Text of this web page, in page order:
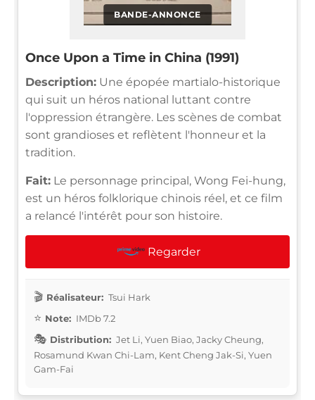
BANDE-ANNONCE
Once Upon a Time in China (1991)
Description: Une épopée martialo-historique
qui suit un héros national luttant contre
l'oppression étrangère. Les scènes de combat
sont grandioses et reflètent l'honneur et la
tradition.
Fait: Le personnage principal, Wong Fei-hung,
est un héros folklorique chinois réel, et ce film
a relancé l'intérêt pour son histoire.
Regarder
Réalisateur: Tsui Hark
Note: IMDb 7.2
Distribution: Jet Li, Yuen Biao, Jacky Cheung,
Rosamund Kwan Chi-Lam, Kent Cheng Jak-Si, Yuen
Gam-Fai